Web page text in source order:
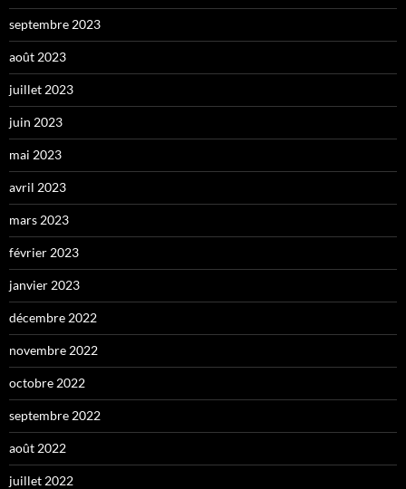
septembre 2023
août 2023
juillet 2023
juin 2023
mai 2023
avril 2023
mars 2023
février 2023
janvier 2023
décembre 2022
novembre 2022
octobre 2022
septembre 2022
août 2022
juillet 2022